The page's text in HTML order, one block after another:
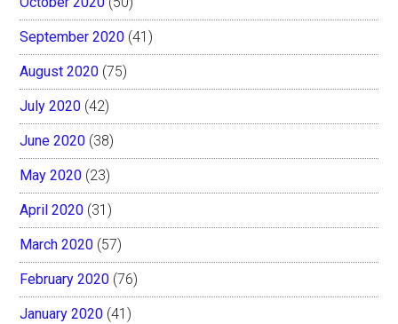
September 2020 (41)
August 2020 (75)
July 2020 (42)
June 2020 (38)
May 2020 (23)
April 2020 (31)
March 2020 (57)
February 2020 (76)
January 2020 (41)